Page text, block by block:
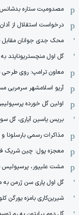
مصدومیت ستاره
درخواست استقلال از
محک جدی ‌جوانان مقابل
گل اول منچستریونایتد
معاون ترامپ: روی طرحی
آریو اسلامشهر سرمربی
اولین گل خورده پرسپولیسِ
بریس یاسین آیاری، گل
مذاکرات رسمی
معجزه پول: چین شریک
مشت علیپور، پرسپولیس
گل اول پاری سن ژرمن به
شیرین‌کاری بامزه یورگن